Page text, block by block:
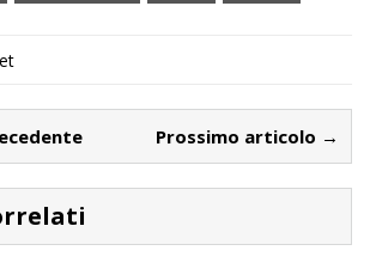
Prossimo articolo →